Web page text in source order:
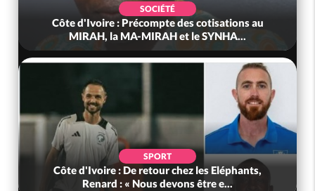
SOCIÉTÉ
Côte d'Ivoire : Précompte des cotisations au
MIRAH, la MA-MIRAH et le SYNHA...
SPORT
Côte d'Ivoire : De retour chez les Eléphants,
Renard : « Nous devons être e...